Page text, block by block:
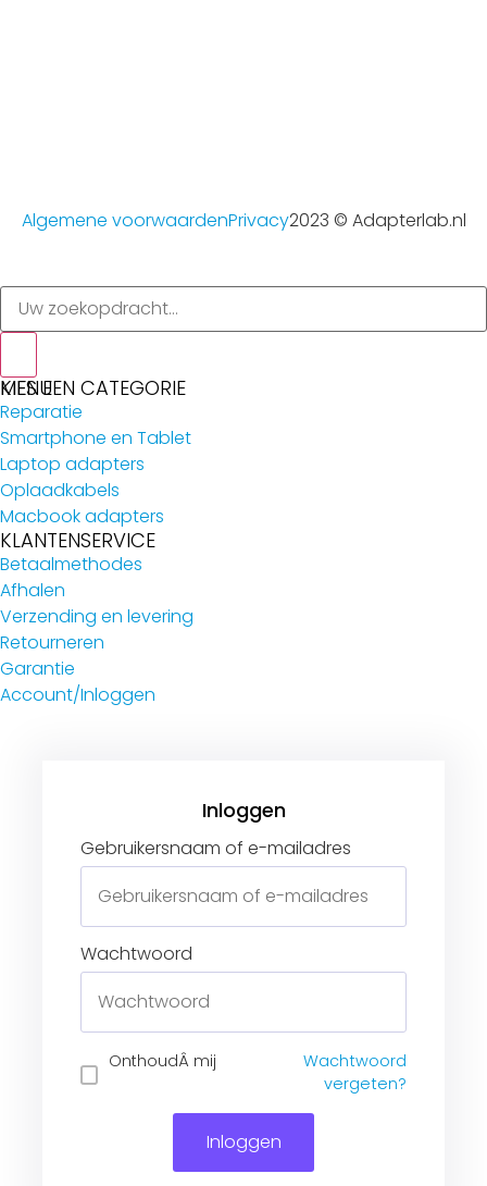
Algemene voorwaardenPrivacy2023 © Adapterlab.nl
MENU
KIES EEN CATEGORIE
Reparatie
Smartphone en Tablet
Laptop adapters
Oplaadkabels
Macbook adapters
KLANTENSERVICE
Betaalmethodes
Afhalen
Verzending en levering
Retourneren
Garantie
Account/Inloggen
Gebruikersnaam of e-mailadres
Wachtwoord
Inloggen